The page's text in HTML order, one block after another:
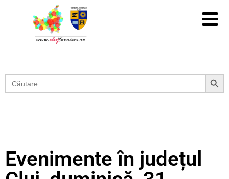
Search
for:
Search Button
Evenimente în județul